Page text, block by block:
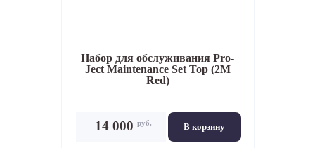
Набор для обслуживания Pro-
Ject Maintenance Set Top (2M
Red)
В корзину
14 000 руб.